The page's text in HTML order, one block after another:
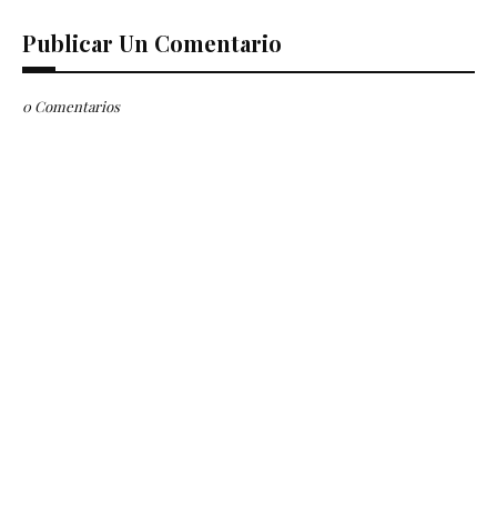
Publicar Un Comentario
0 Comentarios